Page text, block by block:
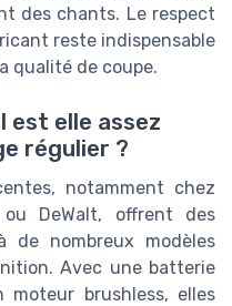
des chants. Le respect
reste indispensable
qualité de coupe.
est elle assez
régulier ?
notamment chez
ou DeWalt, offrent des
de nombreux modèles
Avec une batterie
brushless, elles